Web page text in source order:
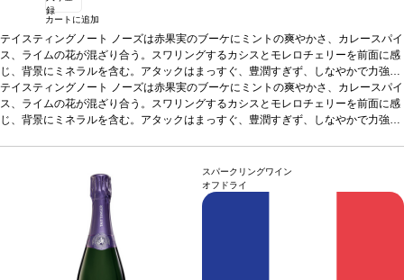
録
カートに追加
テイスティングノート ノーズは赤果実のブーケにミントの爽やかさ、カレースパイ
ス、ライムの花が混ざり合う。スワリングするカシスとモレロチェリーを前面に感
じ、背景にミネラルを含む。アタックはまっすぐ、豊潤すぎず、しなやかで力強い
味わいを示す。滑らかなタンニンは繊細に織り込まれ、石灰質も感じる。長い余韻
の後味は見事。葡萄品種53% カベルネ・ソーヴィニヨン、38% メルロー、9% プ
ティ・ヴェルド
テイスティングノート ノーズは赤果実のブーケにミントの爽やかさ、カレースパイ
ス、ライムの花が混ざり合う。スワリングするカシスとモレロチェリーを前面に感
じ、背景にミネラルを含む。アタックはまっすぐ、豊潤すぎず、しなやかで力強い
スパークリングワイン
オフドライ